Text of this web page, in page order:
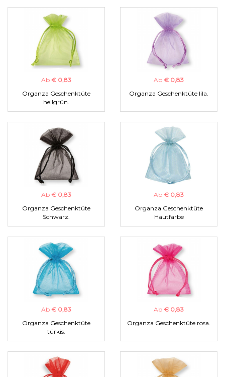
Ab € 0,83
Organza Geschenktüte
hellgrün.
Ab € 0,83
Organza Geschenktüte lila.
Ab € 0,83
Organza Geschenktüte
Schwarz.
Ab € 0,83
Organza Geschenktüte
Hautfarbe
Ab € 0,83
Organza Geschenktüte
türkis.
Ab € 0,83
Organza Geschenktüte rosa.